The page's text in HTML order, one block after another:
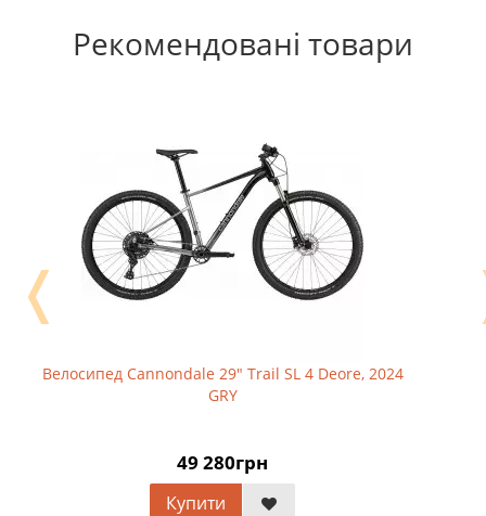
Рекомендовані товари
Велосипед Cannondale 29" Trail SL 4 Deore, 2024
GRY
49 280грн
Купити
❬